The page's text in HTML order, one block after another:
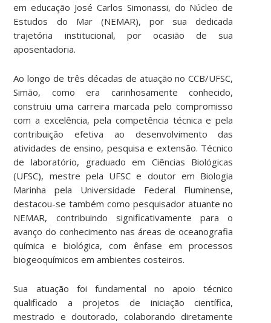
em educação José Carlos Simonassi, do Núcleo de
Estudos do Mar (NEMAR), por sua dedicada
trajetória institucional, por ocasião de sua
aposentadoria.
Ao longo de três décadas de atuação no CCB/UFSC,
Simão, como era carinhosamente conhecido,
construiu uma carreira marcada pelo compromisso
com a excelência, pela competência técnica e pela
contribuição efetiva ao desenvolvimento das
atividades de ensino, pesquisa e extensão. Técnico
de laboratório, graduado em Ciências Biológicas
(UFSC), mestre pela UFSC e doutor em Biologia
Marinha pela Universidade Federal Fluminense,
destacou-se também como pesquisador atuante no
NEMAR, contribuindo significativamente para o
avanço do conhecimento nas áreas de oceanografia
química e biológica, com ênfase em processos
biogeoquímicos em ambientes costeiros.
Sua atuação foi fundamental no apoio técnico
qualificado a projetos de iniciação científica,
mestrado e doutorado, colaborando diretamente